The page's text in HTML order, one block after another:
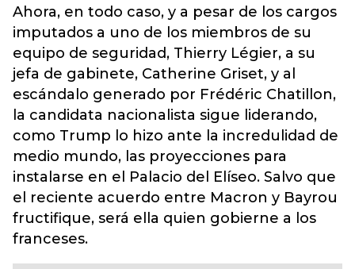
Ahora, en todo caso, y a pesar de los cargos
imputados a uno de los miembros de su
equipo de seguridad, Thierry Légier, a su
jefa de gabinete, Catherine Griset, y al
escándalo generado por Frédéric Chatillon,
la candidata nacionalista sigue liderando,
como Trump lo hizo ante la incredulidad de
medio mundo, las proyecciones para
instalarse en el Palacio del Elíseo. Salvo que
el reciente acuerdo entre Macron y Bayrou
fructifique, será ella quien gobierne a los
franceses.